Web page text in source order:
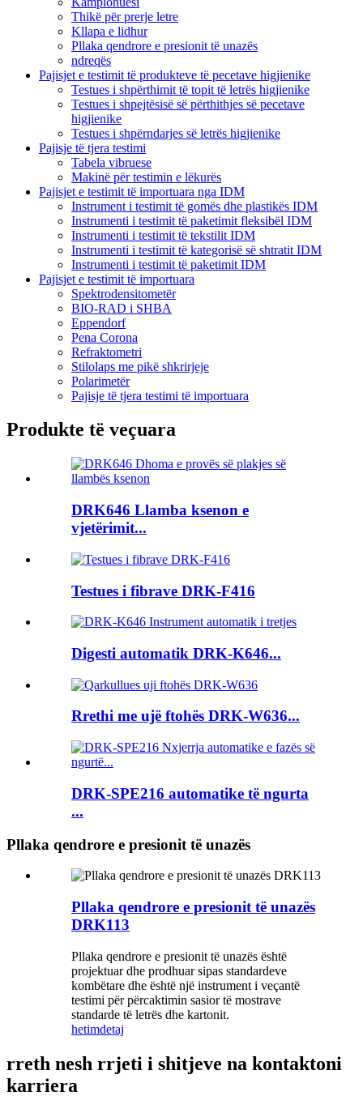
Thikë për prerje letre
Kllapa e lidhur
Pllaka qendrore e presionit të unazës
ndreqës
Pajisjet e testimit të produkteve të pecetave higjienike
Testues i shpërthimit të topit të letrës higjienike
Testues i shpejtësisë së përthithjes së pecetave
higjienike
Testues i shpërndarjes së letrës higjienike
Pajisje të tjera testimi
Tabela vibruese
Makinë për testimin e lëkurës
Pajisjet e testimit të importuara nga IDM
Instrument i testimit të gomës dhe plastikës IDM
Instrumenti i testimit të paketimit fleksibël IDM
Instrumenti i testimit të tekstilit IDM
Instrumenti i testimit të kategorisë së shtratit IDM
Instrumenti i testimit të paketimit IDM
Pajisjet e testimit të importuara
Spektrodensitometër
BIO-RAD i SHBA
Eppendorf
Pena Corona
Refraktometri
Stilolaps me pikë shkrirjeje
Polarimetër
Pajisje të tjera testimi të importuara
Produkte të veçuara
DRK646 Llamba ksenon e
vjetërimit...
Testues i fibrave DRK-F416
Digesti automatik DRK-K646...
Rrethi me ujë ftohës DRK-W636...
DRK-SPE216 automatike të ngurta
...
Pllaka qendrore e presionit të unazës
Pllaka qendrore e presionit të unazës
DRK113
Pllaka qendrore e presionit të unazës është
projektuar dhe prodhuar sipas standardeve
kombëtare dhe është një instrument i veçantë
testimi për përcaktimin sasior të mostrave
standarde të letrës dhe kartonit.
hetimdetaj
rreth nesh rrjeti i shitjeve na kontaktoni
karriera